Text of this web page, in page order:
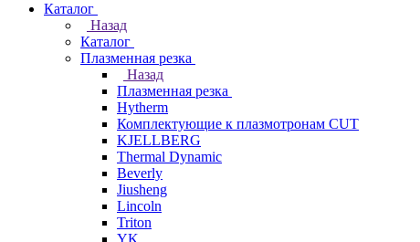
Каталог
Назад
Каталог
Плазменная резка
Назад
Плазменная резка
Hytherm
Комплектующие к плазмотронам CUT
KJELLBERG
Thermal Dynamic
Beverly
Jiusheng
Lincoln
Triton
YK